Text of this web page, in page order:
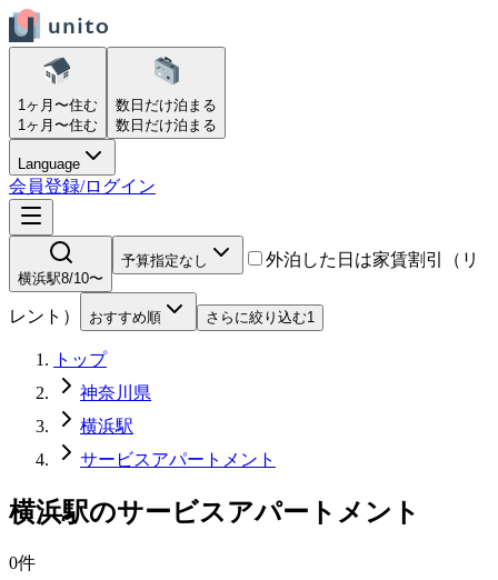
1ヶ月〜住む
1ヶ月〜住む
数日だけ泊まる
数日だけ泊まる
Language
会員登録/ログイン
横浜駅8/10〜
予算指定なし 外泊した日は家賃割引（リ
レント） おすすめ順 さらに絞り込む1
トップ
神奈川県
横浜駅
サービスアパートメント
横浜駅のサービスアパートメント
0件